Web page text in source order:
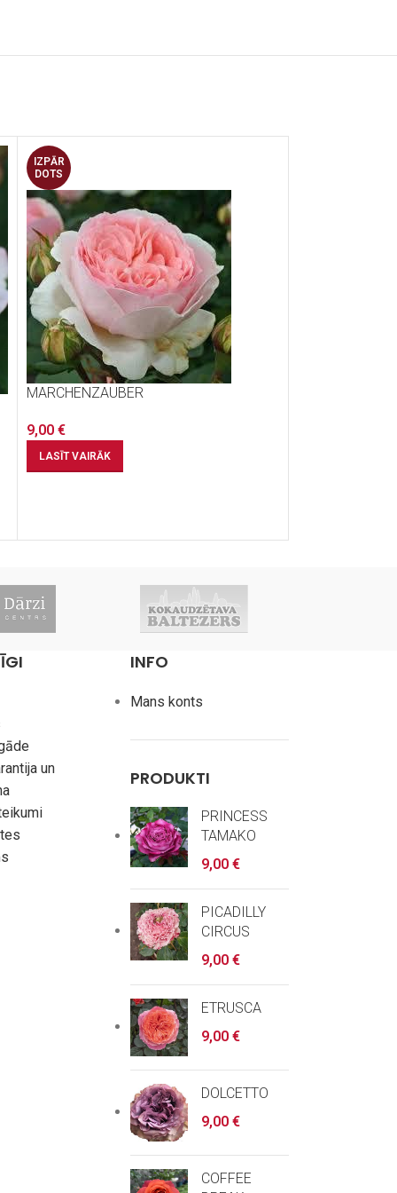
IZPĀR
DOTS
MARCHENZAUBER
9,00 €
LASĪT VAIRĀK
un
INFO
Mans konts
PRODUKTI
PRINCESS
TAMAKO
9,00€
PICADILLY
CIRCUS
9,00€
ETRUSCA
9,00€
DOLCETTO
9,00€
COFFEE